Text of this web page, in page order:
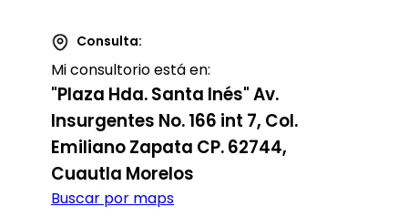
Consulta:
Mi consultorio está en:
"Plaza Hda. Santa Inés" Av.
Insurgentes No. 166 int 7, Col.
Emiliano Zapata CP. 62744,
Cuautla Morelos
Buscar por maps